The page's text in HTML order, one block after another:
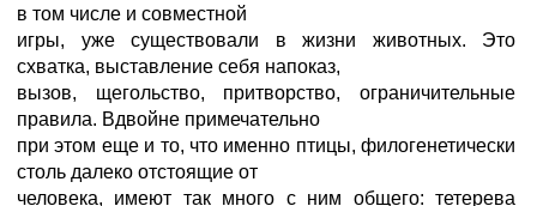
в том числе и совместной
игры, уже существовали в жизни животных. Это
схватка, выставление себя напоказ,
вызов, щегольство, притворство, ограничительные
правила. Вдвойне примечательно
при этом еще и то, что именно птицы, филогенетически
столь далеко отстоящие от
человека, имеют так много с ним общего: тетерева